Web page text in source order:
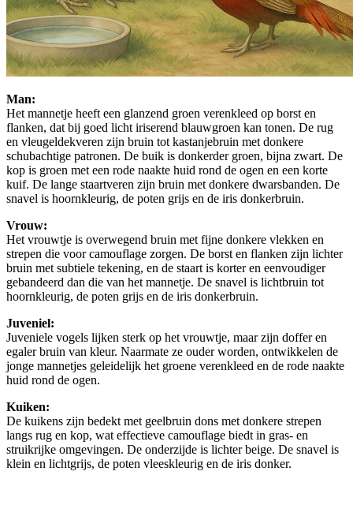
Man:
Het mannetje heeft een glanzend groen verenkleed op borst en
flanken, dat bij goed licht iriserend blauwgroen kan tonen. De rug
en vleugeldekveren zijn bruin tot kastanjebruin met donkere
schubachtige patronen. De buik is donkerder groen, bijna zwart. De
kop is groen met een rode naakte huid rond de ogen en een korte
kuif. De lange staartveren zijn bruin met donkere dwarsbanden. De
snavel is hoornkleurig, de poten grijs en de iris donkerbruin.
Vrouw:
Het vrouwtje is overwegend bruin met fijne donkere vlekken en
strepen die voor camouflage zorgen. De borst en flanken zijn lichter
bruin met subtiele tekening, en de staart is korter en eenvoudiger
gebandeerd dan die van het mannetje. De snavel is lichtbruin tot
hoornkleurig, de poten grijs en de iris donkerbruin.
Juveniel:
Juveniele vogels lijken sterk op het vrouwtje, maar zijn doffer en
egaler bruin van kleur. Naarmate ze ouder worden, ontwikkelen de
jonge mannetjes geleidelijk het groene verenkleed en de rode naakte
huid rond de ogen.
Kuiken:
De kuikens zijn bedekt met geelbruin dons met donkere strepen
langs rug en kop, wat effectieve camouflage biedt in gras- en
struikrijke omgevingen. De onderzijde is lichter beige. De snavel is
klein en lichtgrijs, de poten vleeskleurig en de iris donker.